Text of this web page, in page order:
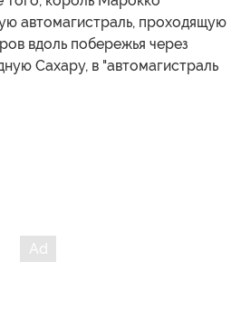
автомагистраль, проходящую
вдоль побережья через
Сахару, в "автомагистраль